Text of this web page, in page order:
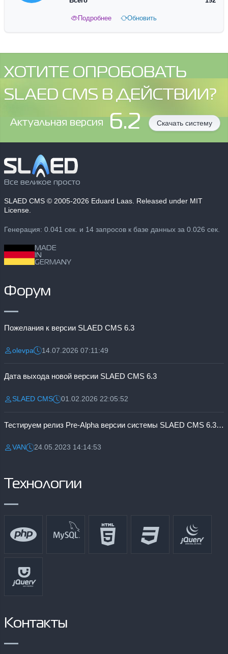
Подробнее Обновить
ХОТИТЕ ОПРОБОВАТЬ
SLAED CMS В ДЕЙСТВИИ?
Aктуальная версия 6.2 Скачать систему
Все великое просто
SLAED CMS © 2005-2026 Eduard Laas. Released under MIT
License.
Генерация: 0.041 сек. и 14 запросов к базе данных за 0.026 сек.
MADE
IN
GERMANY
Форум
Пожелания к версии SLAED CMS 6.3
Разместил:
olevpaДата:14.07.2026 07:11:49
Дата выхода новой версии SLAED CMS 6.3
Разместил:
SLAED CMSДата:01.02.2026 22:05:52
Тестируем релиз Pre-Alpha версии системы SLAED CMS 6.3 Pro
Разместил:
VANДата:24.05.2023 14:14:53
Технологии
Контакты